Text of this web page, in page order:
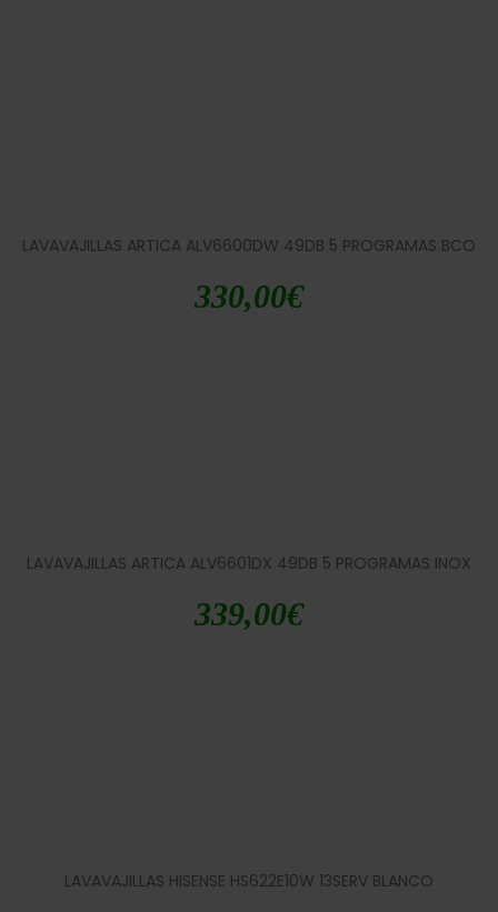
LAVAVAJILLAS ARTICA ALV6600DW 49DB 5 PROGRAMAS BCO
330,00€
LAVAVAJILLAS ARTICA ALV6601DX 49DB 5 PROGRAMAS INOX
339,00€
LAVAVAJILLAS HISENSE HS622E10W 13SERV BLANCO